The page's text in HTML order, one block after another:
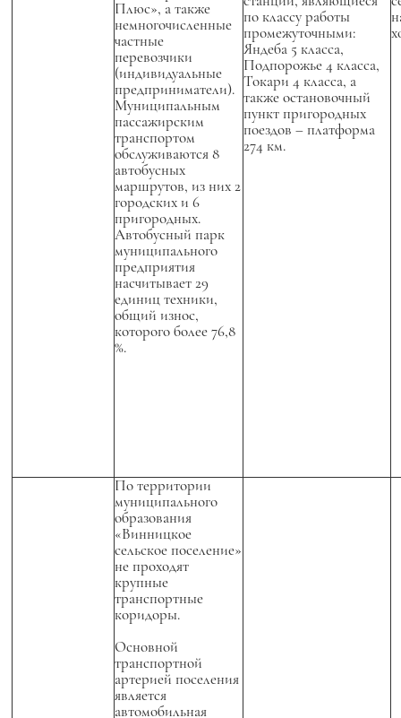
Плюс», а также
немногочисленные
частные
перевозчики
(индивидуальные
предприниматели).
Муниципальным
пассажирским
транспортом
обслуживаются 8
автобусных
маршрутов, из них 2
городских и 6
пригородных.
Автобусный парк
муниципального
предприятия
насчитывает 29
единиц техники,
общий износ,
которого более 76,8
%.
по классу работы
промежуточными:
Яндеба 5 класса,
Подпорожье 4 класса,
Токари 4 класса, а
также остановочный
пункт пригородных
поездов – платформа
274 км.
По территории
муниципального
образования
«Винницкое
сельское поселение»
не проходят
крупные
транспортные
коридоры.
Основной
транспортной
артерией поселения
является
автомобильная